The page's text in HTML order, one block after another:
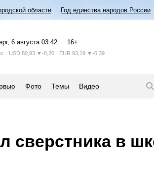
области Год единства народов России
, 6 августа 03:42 16+
USD 80,93 ▼-0,20 EUR 93,19 ▼-0,39
Фото Темы Видео
сверстника в